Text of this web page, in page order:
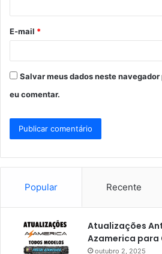
*
E-mail *
Salvar meus dados neste
eu comentar.
Popular Recente
Atualizações
Azamerica para
outubro 2, 2025